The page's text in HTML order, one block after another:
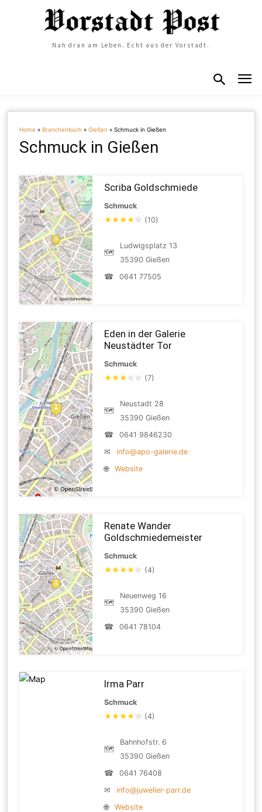
Nah dran am Leben. Echt aus der Vorstadt.
Home »Branchenbuch »Gießen »Schmuck in Gießen
Schmuck in Gießen
Scriba Goldschmiede
Schmuck
★★★★ ☆ (10)
🗺
Ludwigsplatz 13
35390 Gießen
☎
0641 77505
Eden in der Galerie
Neustädter Tor
Schmuck
★★★ ☆ ☆ (7)
🗺
Neustadt 28
35390 Gießen
☎
0641 9846230
✉
info@apo-galerie.de
🌐
Website
Renate Wander
Goldschmiedemeister
Schmuck
★★★★ ☆ (4)
🗺
Neuenweg 16
35390 Gießen
☎
0641 78104
Irma Parr
Schmuck
★★★★ ☆ (4)
🗺
Bahnhofstr. 6
35390 Gießen
☎
0641 76408
✉
info@juwelier-parr.de
🌐
Website